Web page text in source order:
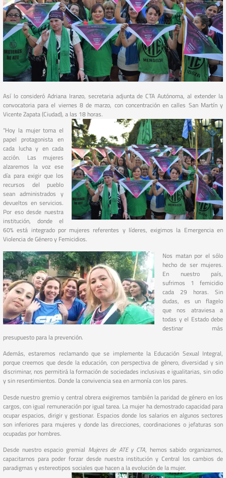
Así lo consideró Adriana Iranzo, secretaria adjunta de CTA Autónoma, al extender la
convocatoria para el viernes 8 de marzo, con concentración en calles San Martín y
Vicente Zapata (Ciudad), a las 18 horas.
“Hoy la mujer toma el
papel protagonista en
cada lucha y en cada
acción. Las mujeres
alzaremos la voz ese
día para exigir que los
recursos del pueblo
sean administrados y
devueltos en servicios.
Por eso desde nuestra
institución, donde el
60% está integrado por mujeres referentes y líderes, exigimos la Emergencia en
Violencia de Género y Femicidios.
Nos matan por el sólo
hecho de ser mujeres.
En nuestro país,
sufrimos 1 femicidio
cada 29 horas. Sin
dudas, es un flagelo
que nos atraviesa a
todas y el Estado debe
destinar más
presupuesto para la prevención.
Además, estaremos reclamando que se implemente la Educación Sexual Integral,
porque creemos que desde la educación, con perspectiva de género, diversidad y sin
discriminar, nos permitirá la formación de sociedades inclusivas e igualitarias, sin odio
y sin resentimientos. Donde la convivencia sea en armonía con los pares.
Desde nuestro gremio y central obrera exigiremos también la paridad de género en los
cargos, con igual remuneración por igual tarea. La mujer ha demostrado capacidad para
ocupar espacios, dirigir y gestionar. Espacios donde los salarios en algunos sectores
son inferiores para mujeres y donde las direcciones, coordinaciones o jefaturas son
ocupadas por hombres.
Desde nuestro espacio gremial Mujeres de ATE y CTA, hemos sabido organizarnos,
capacitarnos para poder forzar desde nuestra institución y Central los cambios de
paradigmas y estereotipos sociales que hacen a la evolución de la mujer.